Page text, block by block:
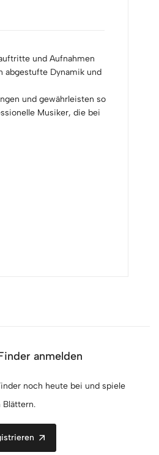
und Aufnahmen
abgestufte Dynamik und
und gewährleisten so
Musiker, die bei
anmelden
noch heute bei und spiele